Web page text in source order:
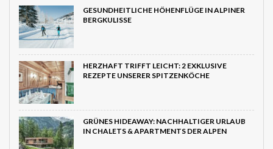
GESUNDHEITLICHE HÖHENFLÜGE IN ALPINER
BERGKULISSE
HERZHAFT TRIFFT LEICHT: 2 EXKLUSIVE
REZEPTE UNSERER SPITZENKÖCHE
GRÜNES HIDEAWAY: NACHHALTIGER URLAUB
IN CHALETS & APARTMENTS DER ALPEN